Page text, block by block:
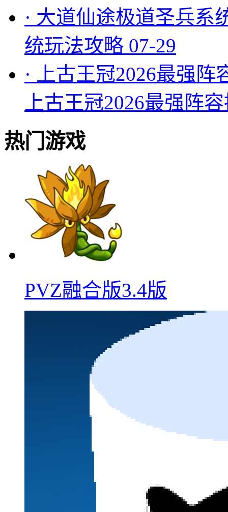
· 大道仙途极道圣兵系
统玩法攻略 07-29
·
上古王冠2026最强
上古王冠2026最强阵
热门游戏
PVZ融合版3.4版